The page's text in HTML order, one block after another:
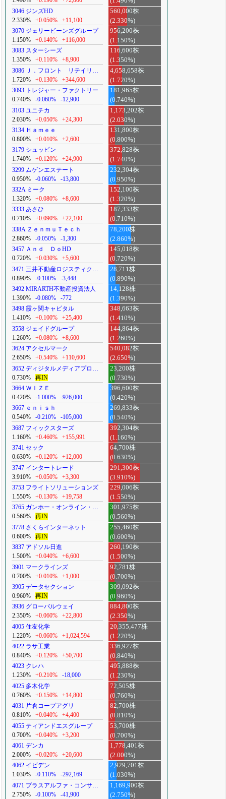
3046 ジンズHD
2.330%
+0.050% +11,100
560,000株
(2.330%)
3070 ジェリービーンズグループ
1.150%
+0.140% +116,000
956,200株
(1.150%)
3083 スターシーズ
1.350%
+0.110% +8,900
116,600株
(1.350%)
3086 Ｊ．フロント リテイリ…
1.720%
+0.130% +344,600
4,658,658株
(1.720%)
3093 トレジャー・ファクトリー
0.740%
-0.060% -12,900
181,965株
(0.740%)
3103 ユニチカ
2.030%
+0.050% +24,300
1,173,202株
(2.030%)
3134 Ｈａｍｅｅ
0.800%
+0.010% +2,600
131,800株
(0.800%)
3179 シュッピン
1.740%
+0.120% +24,900
372,828株
(1.740%)
3299 ムゲンエステート
0.950%
-0.060% -13,800
232,304株
(0.950%)
332A ミーク
1.320%
+0.080% +8,600
152,100株
(1.320%)
3333 あさひ
0.710%
+0.090% +22,100
187,333株
(0.710%)
338A ＺｅｎｍｕＴｅｃｈ
2.860%
-0.050% -1,300
78,200株
(2.860%)
3457 Ａｎｄ ＤｏHD
0.720%
+0.030% +5,600
145,018株
(0.720%)
3471 三井不動産ロジスティク…
0.890%
-0.100% -3,448
28,711株
(0.890%)
3492 MIRARTH不動産投資法人
1.390%
-0.080% -772
14,128株
(1.390%)
3498 霞ヶ関キャピタル
1.410%
+0.100% +25,400
348,663株
(1.410%)
3558 ジェイドグループ
1.260%
+0.080% +8,600
144,864株
(1.260%)
3624 アクセルマーク
2.650%
+0.540% +110,600
540,082株
(2.650%)
3652 ディジタルメディアプロ…
0.730%
再IN
23,200株
(0.730%)
3664 ＷＩＺＥ
0.420%
-1.000% -926,000
396,600株
(0.420%)
3667 ｅｎｉｓｈ
0.540%
-0.210% -105,000
269,833株
(0.540%)
3687 フィックスターズ
1.160%
+0.460% +155,991
392,304株
(1.160%)
3741 セック
0.630%
+0.120% +12,000
64,700株
(0.630%)
3747 インタートレード
3.910%
+0.050% +3,300
291,300株
(3.910%)
3753 フライトソリューションズ
1.550%
+0.130% +19,758
229,006株
(1.550%)
3765 ガンホー・オンライン・…
0.560%
再IN
301,975株
(0.560%)
3778 さくらインターネット
0.600%
再IN
255,460株
(0.600%)
3837 アドソル日進
1.500%
+0.040% +6,600
260,190株
(1.500%)
3901 マークラインズ
0.700%
+0.010% +1,000
92,781株
(0.700%)
3905 データセクション
0.960%
再IN
309,092株
(0.960%)
3936 グローバルウェイ
2.350%
+0.060% +22,800
884,800株
(2.350%)
4005 住友化学
1.220%
+0.060% +1,024,594
20,355,477株
(1.220%)
4022 ラサ工業
0.840%
+0.120% +50,700
336,927株
(0.840%)
4023 クレハ
1.230%
+0.210% -18,000
495,888株
(1.230%)
4025 多木化学
0.760%
+0.150% +14,800
72,505株
(0.760%)
4031 片倉コープアグリ
0.810%
+0.040% +4,400
82,700株
(0.810%)
4055 ティアンドエスグループ
0.700%
+0.040% +3,200
53,700株
(0.700%)
4061 デンカ
2.000%
+0.020% +20,600
1,778,401株
(2.000%)
4062 イビデン
1.030%
-0.110% -292,169
2,929,701株
(1.030%)
4071 プラスアルファ・コンサ…
2.750%
-0.100% -41,900
1,169,900株
(2.750%)